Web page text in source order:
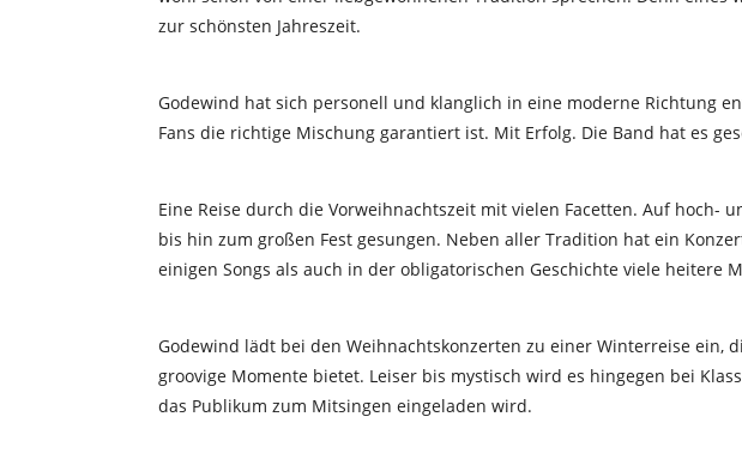
zur schönsten Jahreszeit.
Godewind hat sich personell und klanglich in eine moderne Richtung
Fans die richtige Mischung garantiert ist. Mit Erfolg. Die Band hat es
Eine Reise durch die Vorweihnachtszeit mit vielen Facetten. Auf
bis hin zum großen Fest gesungen. Neben aller Tradition hat ein
einigen Songs als auch in der obligatorischen Geschichte viele heitere
Godewind lädt bei den Weihnachtskonzerten zu einer Winterreise ein,
groovige Momente bietet. Leiser bis mystisch wird es hingegen bei
das Publikum zum Mitsingen eingeladen wird.